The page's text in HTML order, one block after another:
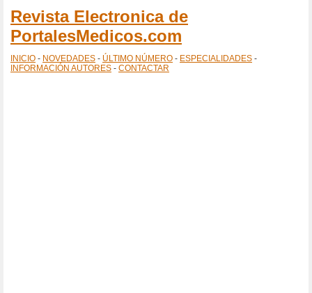
Revista Electronica de
PortalesMedicos.com
INICIO - NOVEDADES - ÚLTIMO NÚMERO - ESPECIALIDADES -
INFORMACIÓN AUTORES - CONTACTAR